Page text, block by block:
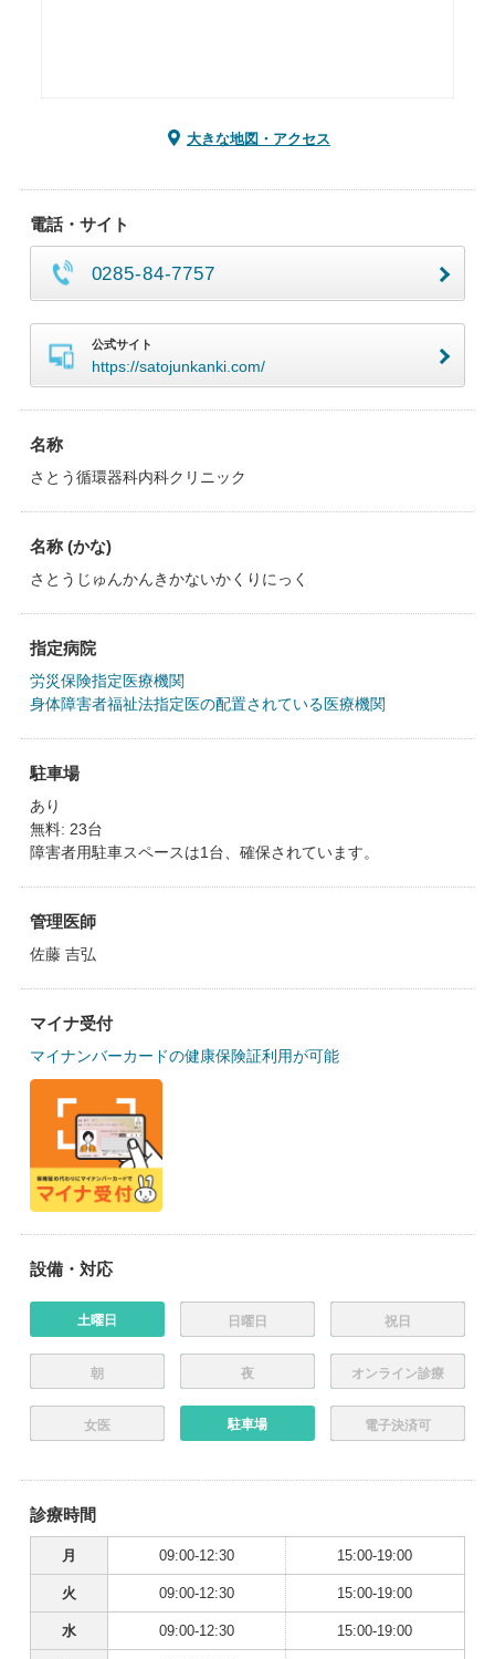
大きな地図・アクセス
電話・サイト
0285-84-7757
公式サイト
https://satojunkanki.com/
名称
さとう循環器科内科クリニック
名称 (かな)
さとうじゅんかんきかないかくりにっく
指定病院
労災保険指定医療機関
身体障害者福祉法指定医の配置されている医療機関
駐車場
あり
無料: 23台
障害者用駐車スペースは1台、確保されています。
管理医師
佐藤 吉弘
マイナ受付
マイナンバーカードの健康保険証利用が可能
設備・対応
土曜日 日曜日 祝日
朝 夜 オンライン診療
女医 駐車場 電子決済可
診療時間
月 09:00-12:30 15:00-19:00
火 09:00-12:30 15:00-19:00
水 09:00-12:30 15:00-19:00